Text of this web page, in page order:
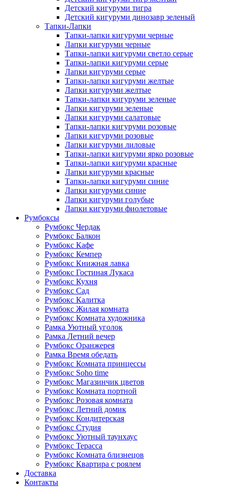
Детский кигуруми тигра
Детский кигуруми динозавр зеленый
Тапки-Лапки
Тапки-лапки кигуруми черные
Лапки кигуруми черные
Тапки-лапки кигуруми светло серые
Тапки-лапки кигуруми серые
Лапки кигуруми серые
Тапки-лапки кигуруми желтые
Лапки кигуруми желтые
Тапки-лапки кигуруми зеленые
Лапки кигуруми зеленые
Лапки кигуруми салатовые
Тапки-лапки кигуруми розовые
Лапки кигуруми розовые
Лапки кигуруми лиловые
Тапки-лапки кигуруми ярко розовые
Тапки-лапки кигуруми красные
Лапки кигуруми красные
Тапки-лапки кигуруми синие
Лапки кигуруми синие
Лапки кигуруми голубые
Лапки кигуруми фиолетовые
Румбоксы
Румбокс Чердак
Румбокс Балкон
Румбокс Кафе
Румбокс Кемпер
Румбокс Книжная лавка
Румбокс Гостиная Лукаса
Румбокс Кухня
Румбокс Сад
Румбокс Калитка
Румбокс Жилая комната
Румбокс Комната художника
Рамка Уютный уголок
Рамка Летний вечер
Румбокс Оранжерея
Рамка Время обедать
Румбокс Комната принцессы
Румбокс Soho time
Румбокс Магазинчик цветов
Румбокс Комната портной
Румбокс Розовая комната
Румбокс Летний домик
Румбокс Кондитерская
Румбокс Студия
Румбокс Уютный таунхаус
Румбокс Терасса
Румбокс Комната близнецов
Румбокс Квартира с роялем
Доставка
Контакты